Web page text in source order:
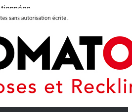
- La Rochelle